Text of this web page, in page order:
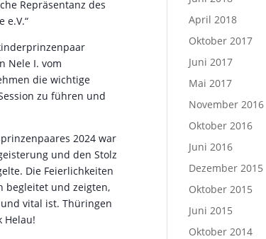
Repräsentanz des
e.V.“
Nele I. vom
die wichtige
zu führen und
2024 war
und den Stolz
Die Feierlichkeiten
begleitet und zeigten,
vital ist. Thüringen
Helau!
April 2018
Oktober 2017
Juni 2017
Mai 2017
November 2016
Oktober 2016
Juni 2016
Dezember 2015
Oktober 2015
Juni 2015
Oktober 2014